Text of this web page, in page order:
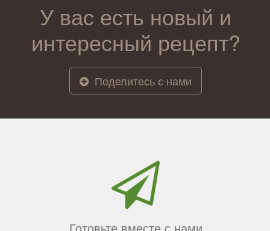
У вас есть новый и
интересный рецепт?
Поделитесь с нами